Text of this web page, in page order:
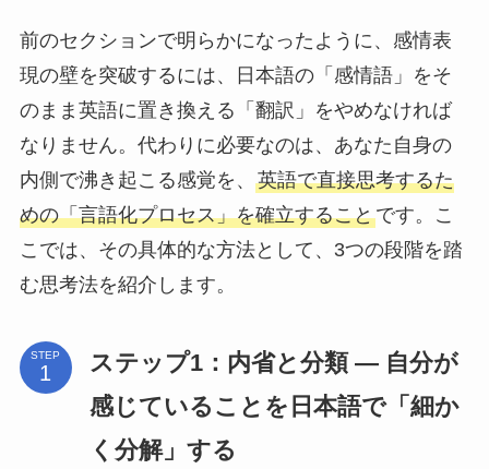
前のセクションで明らかになったように、感情表
現の壁を突破するには、日本語の「感情語」をそ
のまま英語に置き換える「翻訳」をやめなければ
なりません。代わりに必要なのは、あなた自身の
内側で沸き起こる感覚を、 英語で直接思考するた
めの「言語化プロセス」を確立することです。こ
こでは、その具体的な方法として、3つの段階を踏
む思考法を紹介します。
STEP
ステップ1：内省と分類 ― 自分が
感じていることを日本語で「細か
く分解」する